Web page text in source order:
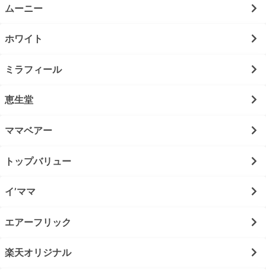
ムーニー
ホワイト
ミラフィール
恵生堂
ママベアー
トップバリュー
イ’ママ
エアーフリック
楽天オリジナル